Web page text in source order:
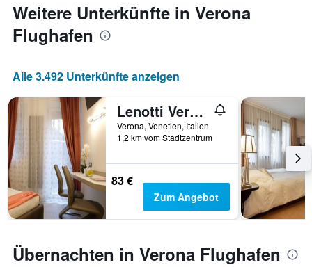
Weitere Unterkünfte in Verona
Flughafen
Alle 3.492 Unterkünfte anzeigen
Lenotti Verona
Verona, Venetien, Italien
1,2 km vom Stadtzentrum
83 €
Zum Angebot
Übernachten in Verona Flughafen